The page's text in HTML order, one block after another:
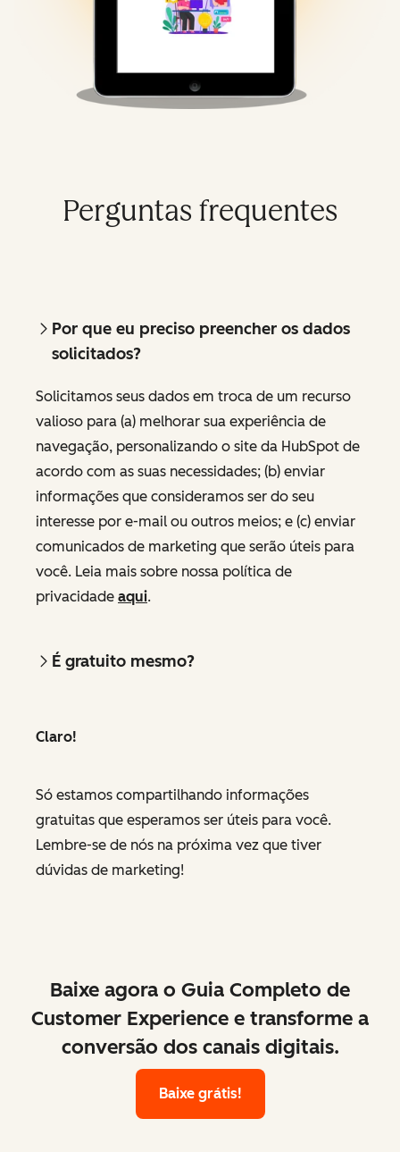
Perguntas frequentes
Por que eu preciso preencher os dados
solicitados?
Solicitamos seus dados em troca de um recurso
valioso para (a) melhorar sua experiência de
navegação, personalizando o site da HubSpot de
acordo com as suas necessidades; (b) enviar
informações que consideramos ser do seu
interesse por e-mail ou outros meios; e (c) enviar
comunicados de marketing que serão úteis para
você. Leia mais sobre nossa política de
privacidade aqui.
É gratuito mesmo?
Claro!
Só estamos compartilhando informações
gratuitas que esperamos ser úteis para você.
Lembre-se de nós na próxima vez que tiver
dúvidas de marketing!
Baixe agora o Guia Completo de
Customer Experience e transforme a
conversão dos canais digitais.
Baixe grátis!